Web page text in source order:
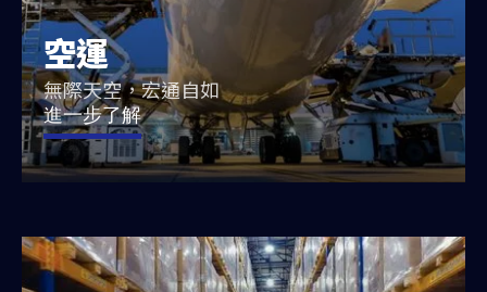
空運
無際天空，宏通自如
進一步了解